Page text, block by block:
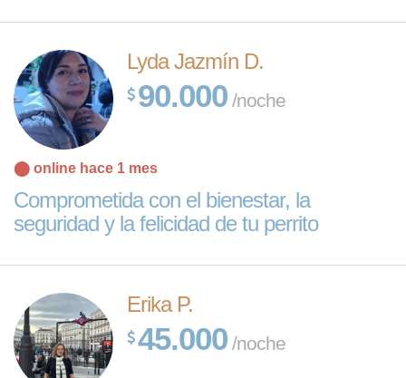
Lyda Jazmín D.
90.000 /noche
⬤ online hace 1 mes
Comprometida con el bienestar, la
seguridad y la felicidad de tu perrito
Erika P.
45.000 /noche